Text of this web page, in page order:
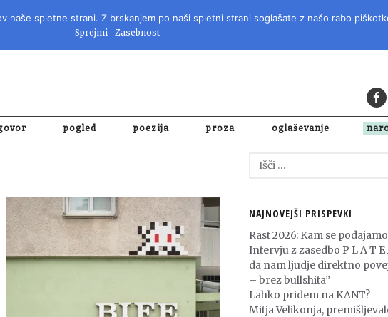
REVIJA ZA LITERATURO, KULTURO IN
pogled poezija proza oglaševanje
Išči:
NAJNOVEJŠI PRISPEVKI
Rast 2026: Kam se
Intervju z zasedbo P L A T E
da nam ljudje direktno
– brez bullshita”
Lahko pridem na KANT?
Mitja Velikonja,
naše spletne strani. Z brskanjem po naši spletni strani soglašate z našo rabo
Sprejmi Zasebnost